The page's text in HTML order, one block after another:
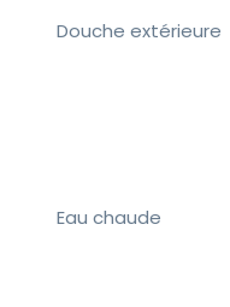
Douche extérieure
Eau chaude